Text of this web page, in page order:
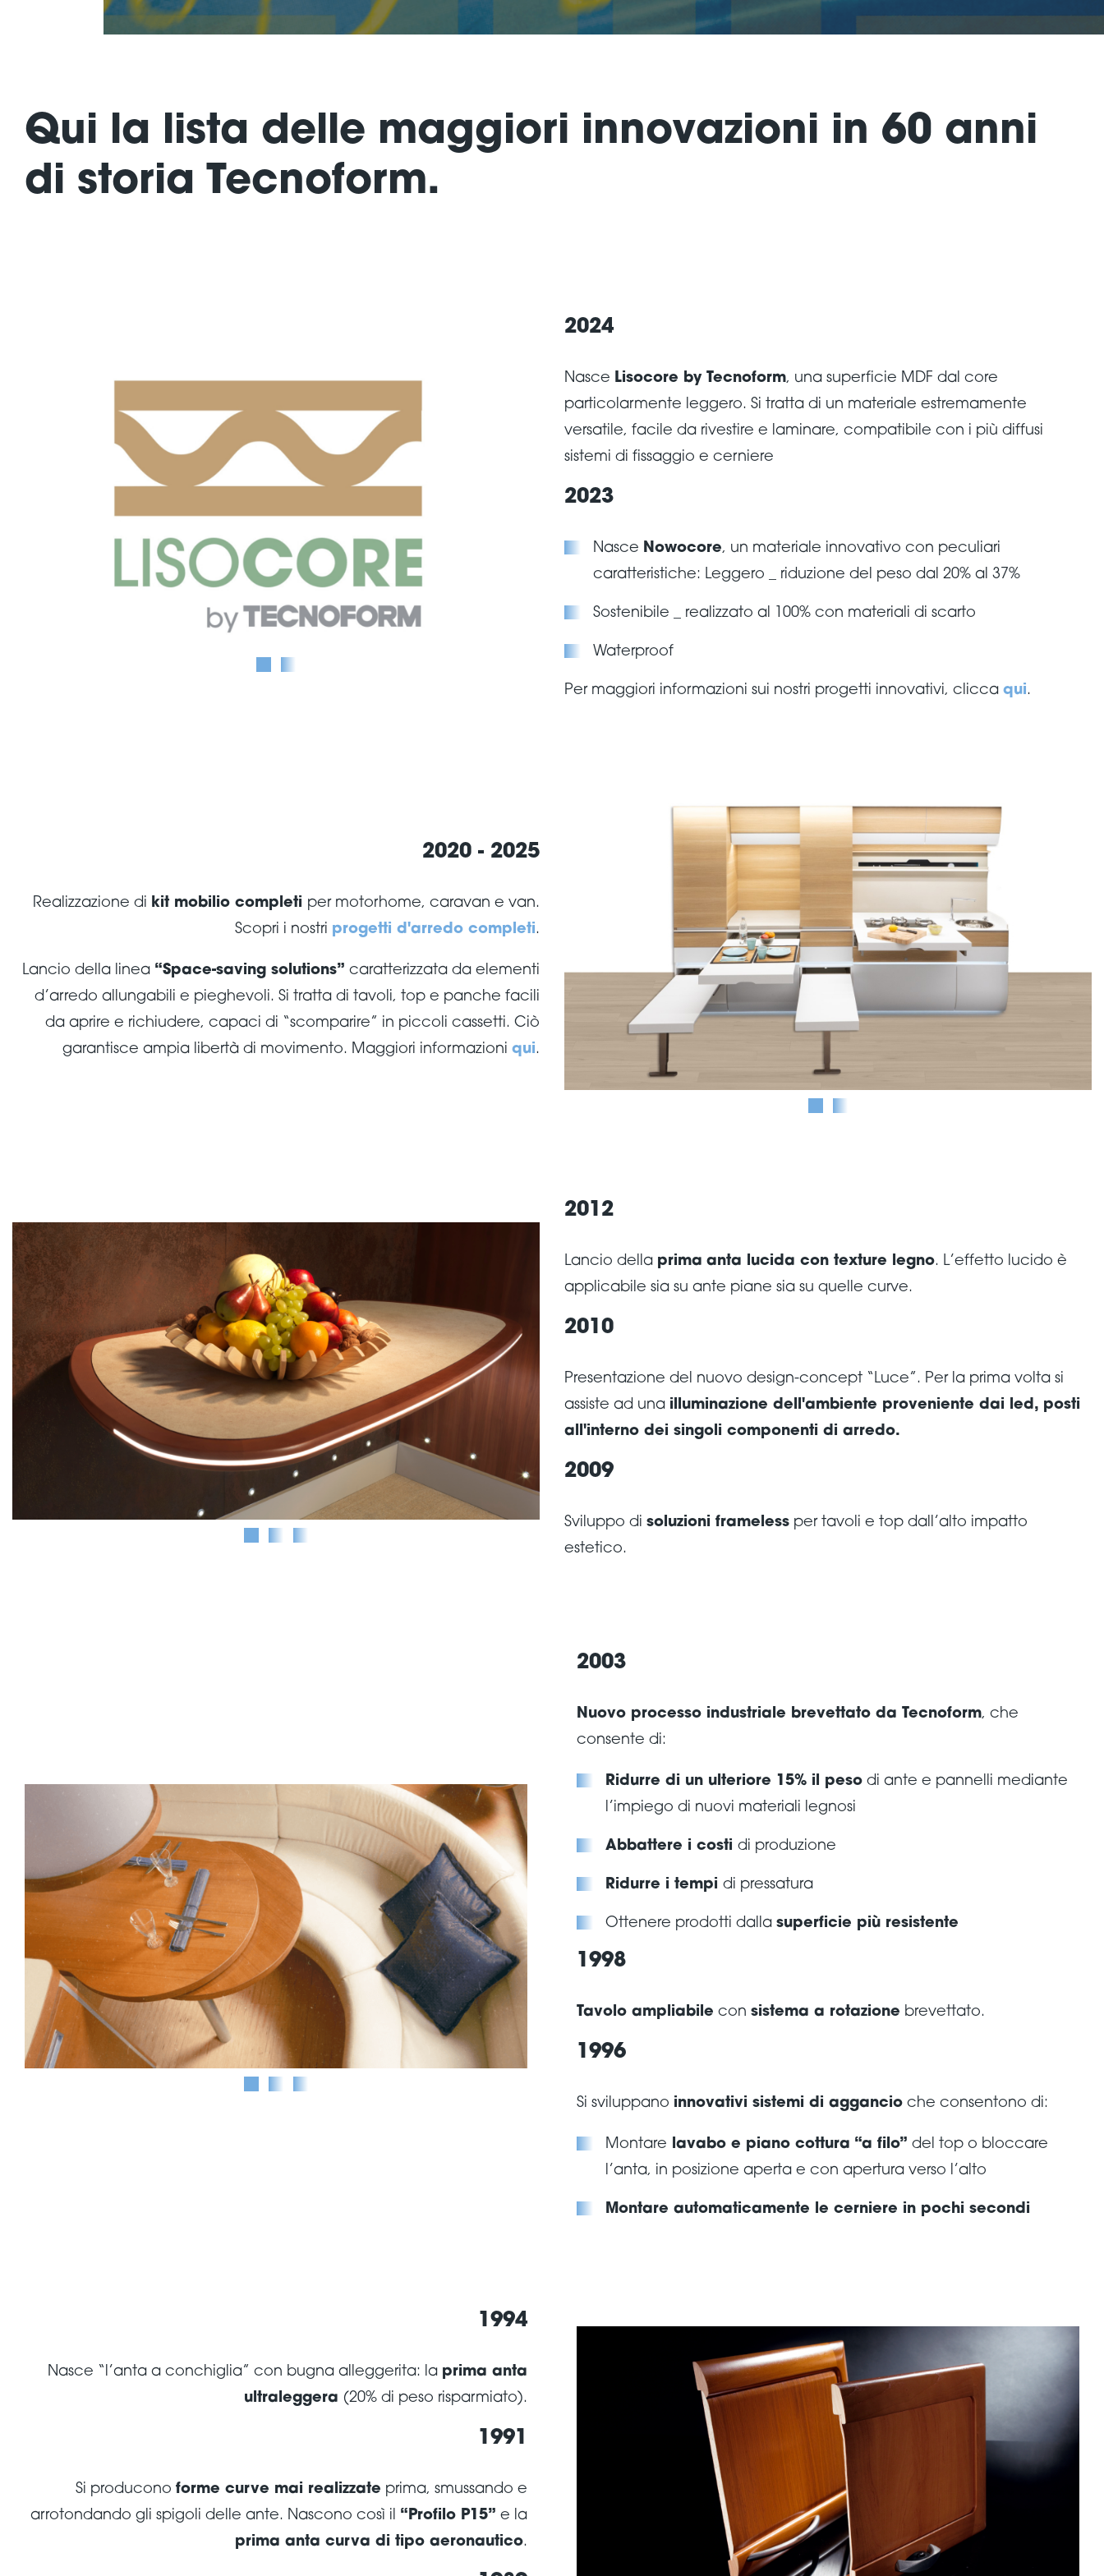
Qui la lista delle maggiori innovazioni in 60 anni
di storia Tecnoform.
2024
Nasce Lisocore by Tecnoform, una superficie MDF dal core
particolarmente leggero. Si tratta di un materiale estremamente
versatile, facile da rivestire e laminare, compatibile con i più diffusi
sistemi di fissaggio e cerniere
2023
Nasce Nowocore, un materiale innovativo con peculiari
caratteristiche: Leggero _ riduzione del peso dal 20% al 37%
Sostenibile _ realizzato al 100% con materiali di scarto
Waterproof
Per maggiori informazioni sui nostri progetti innovativi, clicca qui.
2020 - 2025
Realizzazione di kit mobilio completi per motorhome, caravan e van.
Scopri i nostri progetti d'arredo completi.
Lancio della linea “Space-saving solutions” caratterizzata da elementi
d’arredo allungabili e pieghevoli. Si tratta di tavoli, top e panche facili
da aprire e richiudere, capaci di “scomparire” in piccoli cassetti. Ciò
garantisce ampia libertà di movimento. Maggiori informazioni qui.
2012
Lancio della prima anta lucida con texture legno. L’effetto lucido è
applicabile sia su ante piane sia su quelle curve.
2010
Presentazione del nuovo design-concept “Luce”. Per la prima volta si
assiste ad una illuminazione dell'ambiente proveniente dai led, posti
all'interno dei singoli componenti di arredo.
2009
Sviluppo di soluzioni framelessper tavoli e top dall’alto impatto
estetico.
2003
Nuovo processo industriale brevettato da Tecnoform, che
consente di:
Ridurre di un ulteriore 15% il pesodi ante e pannelli mediante
l’impiego di nuovi materiali legnosi
Abbattere i costi di produzione
Ridurre i tempi di pressatura
Ottenere prodotti dalla superficie più resistente
1998
Tavolo ampliabile con sistema a rotazione brevettato.
1996
Si sviluppano innovativi sistemi di aggancioche consentono di:
Montare lavabo e piano cottura “a filo” del top o bloccare
l’anta, in posizione aperta e con apertura verso l’alto
Montare automaticamente le cerniere in pochi secondi
1994
Nasce “l’anta a conchiglia” con bugna alleggerita: la prima anta
ultraleggera (20% di peso risparmiato).
1991
Si producono forme curve mai realizzate prima, smussando e
arrotondando gli spigoli delle ante. Nascono così il “Profilo P15” e la
prima anta curva di tipo aeronautico.